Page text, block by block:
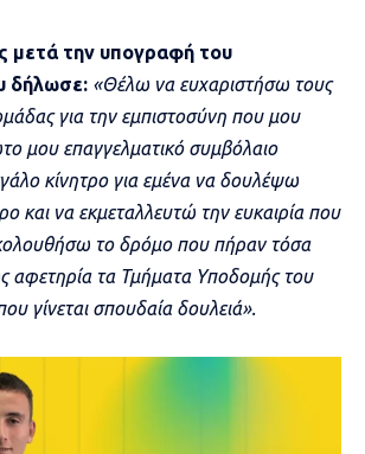
μετά την υπογραφή του
δήλωσε: «Θέλω να ευχαριστήσω τους
για την εμπιστοσύνη που μου
μου επαγγελματικό συμβόλαιο
κίνητρο για εμένα να δουλέψω
και να εκμεταλλευτώ την ευκαιρία που
το δρόμο που πήραν τόσα
αφετηρία τα Τμήματα Υποδομής του
γίνεται σπουδαία δουλειά».